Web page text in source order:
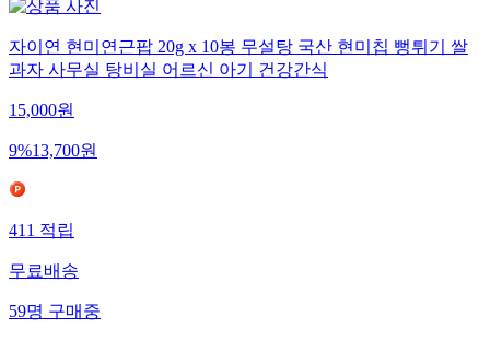
자이연 현미연근팝 20g x 10봉 무설탕 국산 현미칩 뻥튀기 쌀
과자 사무실 탕비실 어르신 아기 건강간식
15,000원
9%13,700원
411적립
무료배송
59명구매중